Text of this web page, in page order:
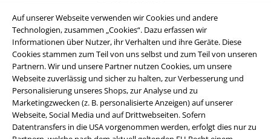
Auf unserer Webseite verwenden wir Cookies und andere
Technologien, zusammen „Cookies“. Dazu erfassen wir
Informationen über Nutzer, ihr Verhalten und ihre Geräte. Diese
Cookies stammen zum Teil von uns selbst und zum Teil von unseren
Partnern. Wir und unsere Partner nutzen Cookies, um unsere
Webseite zuverlässig und sicher zu halten, zur Verbesserung und
Personalisierung unseres Shops, zur Analyse und zu
Marketingzwecken (z. B. personalisierte Anzeigen) auf unserer
Webseite, Social Media und auf Drittwebseiten. Sofern
Datentransfers in die USA vorgenommen werden, erfolgt dies nur zu